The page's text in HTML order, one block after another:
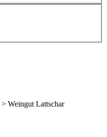
> Weingut Lattschar